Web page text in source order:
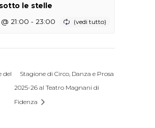
le stelle
21:00 - 23:00
del
Stagione di Circo, Danza e Prosa
2025-26 al Teatro Magnani di
Fidenza